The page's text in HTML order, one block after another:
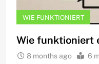
WIE FUNKTIONIERT
Wie funktioniert
8 months ago 6